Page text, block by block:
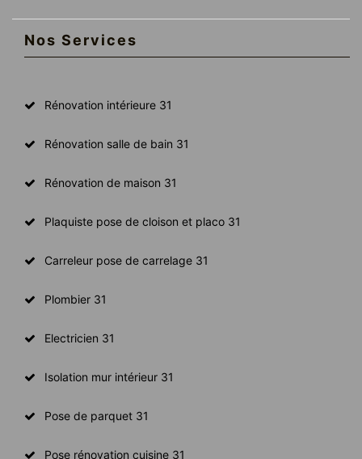
Nos Services
Rénovation intérieure 31
Rénovation salle de bain 31
Rénovation de maison 31
Plaquiste pose de cloison et placo 31
Carreleur pose de carrelage 31
Plombier 31
Electricien 31
Isolation mur intérieur 31
Pose de parquet 31
Pose rénovation cuisine 31